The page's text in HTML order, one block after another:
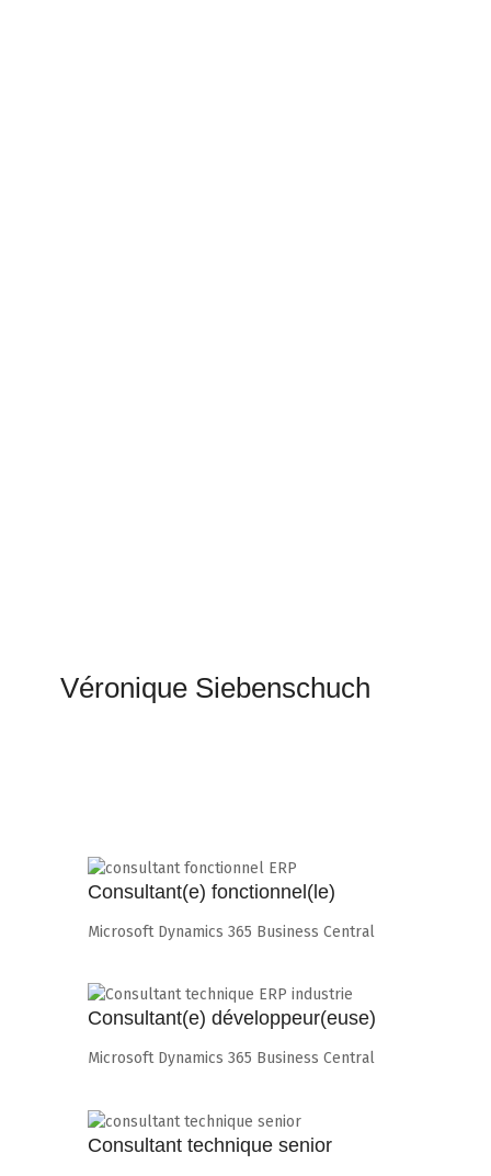
Véronique Siebenschuch
Consultant(e) fonctionnel(le)
Microsoft Dynamics 365 Business Central
Consultant(e) développeur(euse)
Microsoft Dynamics 365 Business Central
Consultant technique senior